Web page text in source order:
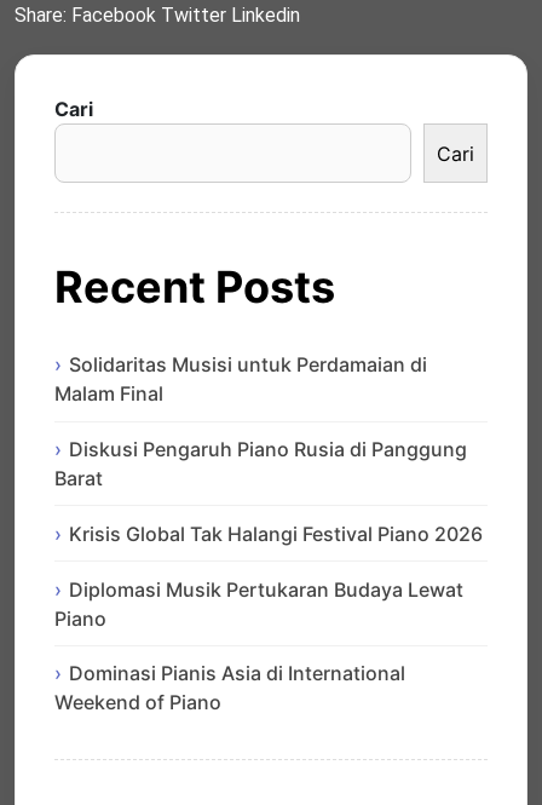
Share: Facebook Twitter Linkedin
Cari
Cari
Recent Posts
Solidaritas Musisi untuk Perdamaian di
Malam Final
Diskusi Pengaruh Piano Rusia di Panggung
Barat
Krisis Global Tak Halangi Festival Piano 2026
Diplomasi Musik Pertukaran Budaya Lewat
Piano
Dominasi Pianis Asia di International
Weekend of Piano